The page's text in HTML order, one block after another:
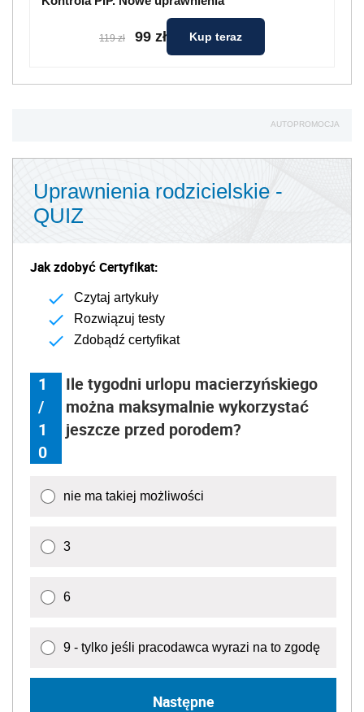
119 zł 99 zł Kup teraz
AUTOPROMOCJA
Uprawnienia rodzicielskie -
QUIZ
Jak zdobyć Certyfikat:
Czytaj artykuły
Rozwiązuj testy
Zdobądź certyfikat
1
/
1
0
Ile tygodni urlopu macierzyńskiego
można maksymalnie wykorzystać
jeszcze przed porodem?
nie ma takiej możliwości
3
6
9 - tylko jeśli pracodawca wyrazi na to zgodę
Następne